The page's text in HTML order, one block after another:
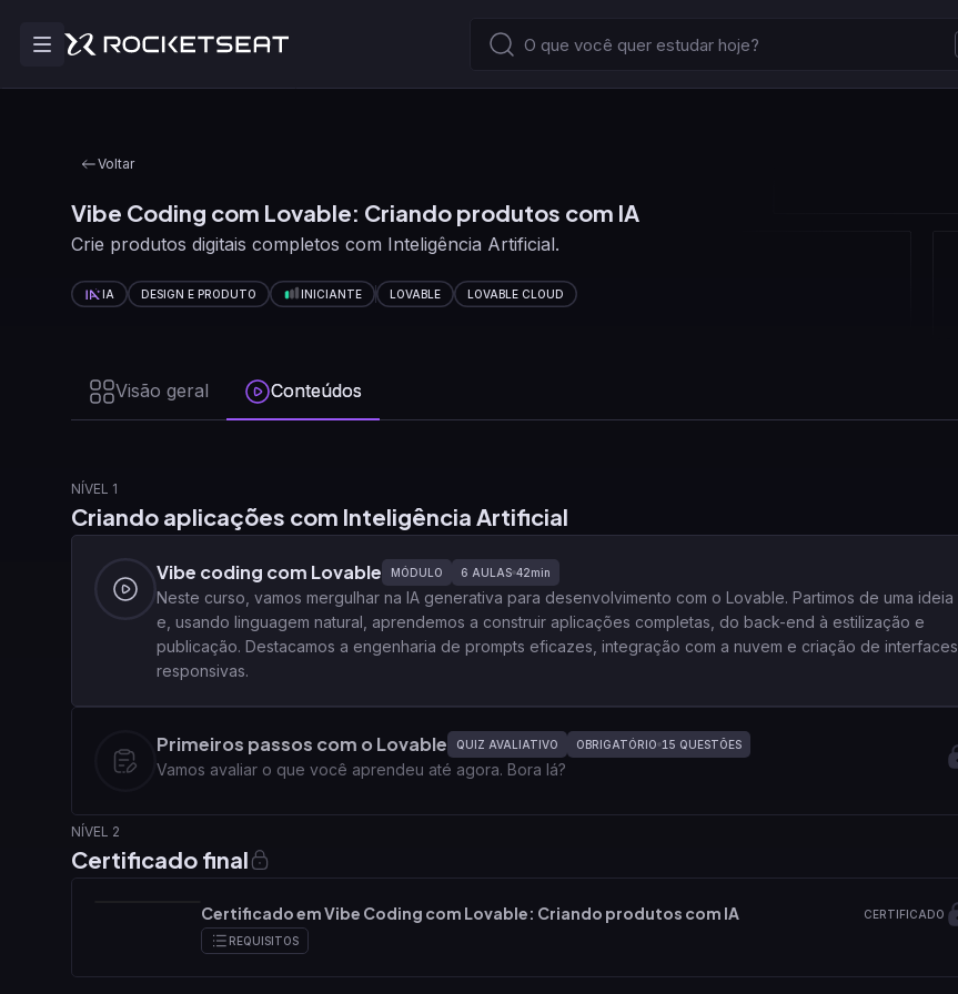
Voltar
Vibe Coding com Lovable: Criando produtos com IA
Crie produtos digitais completos com Inteligência Artificial.
IA DESIGN E PRODUTO INICIANTE LOVABLE LOVABLE CLOUD
Visão geral Conteúdos
NÍVEL 1
Criando aplicações com Inteligência Artificial
Vibe coding com Lovable MÓDULO 6 AULAS 42min
Neste curso, vamos mergulhar na IA generativa para desenvolvimento com o Lovable. Partimos de uma ideia
e, usando linguagem natural, aprendemos a construir aplicações completas, do back-end à estilização e
publicação. Destacamos a engenharia de prompts eficazes, integração com a nuvem e criação de interfaces
responsivas.
Primeiros passos com o Lovable QUIZ AVALIATIVO OBRIGATÓRIO 15 QUESTÕES
Vamos avaliar o que você aprendeu até agora. Bora lá?
NÍVEL 2
Certificado final
Certificado em Vibe Coding com Lovable: Criando produtos com IA
CERTIFICADO
REQUISITOS